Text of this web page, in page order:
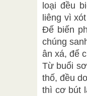
loại đều
liêng vì
Đế biến
chúng
ân xá, để
Từ buổi
thố, đều
thì cơ bút